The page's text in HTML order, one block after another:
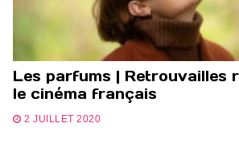
Les parfums | Retrouvailles
le cinéma français
2 JUILLET 2020